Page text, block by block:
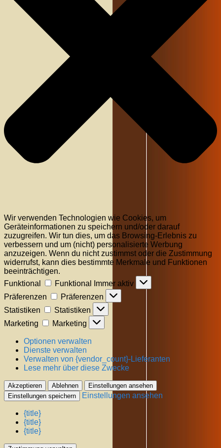
Wir verwenden Technologien wie Cookies, um
Geräteinformationen zu speichern und/oder darauf
zuzugreifen. Wir tun dies, um das Browsing-Erlebnis zu
verbessern und um (nicht) personalisierte Werbung
anzuzeigen. Wenn du nicht zustimmst oder die Zustimmung
widerrufst, kann dies bestimmte Merkmale und Funktionen
beeinträchtigen.
Funktional
Funktional
Immer aktiv
Präferenzen
Präferenzen
Statistiken
Statistiken
Marketing
Marketing
Optionen verwalten
Dienste verwalten
Verwalten von {vendor_count}-Lieferanten
Lese mehr über diese Zwecke
Akzeptieren Ablehnen
Einstellungen ansehen
Einstellungen speichern
Einstellungen ansehen
{title}
{title}
{title}